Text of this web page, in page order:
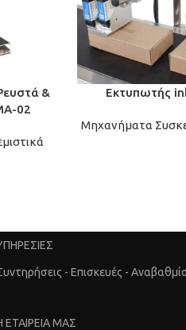
&
02
Εκτυπωτής
Μηχανήματα
- Επισκευές -
ΕΤΑΙΡΕΙΑ ΜΑΣ